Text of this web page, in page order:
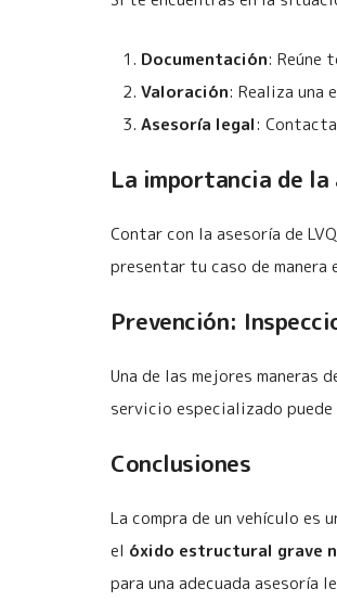
Documentación: Reúne
Valoración: Realiza una
Asesoría legal:
La importancia de la
Contar con la asesoría de
presentar tu caso de
Prevención:
Una de las mejores maneras
servicio especializado
Conclusiones
La compra de un vehículo es
el óxido estructural grave
para una adecuada